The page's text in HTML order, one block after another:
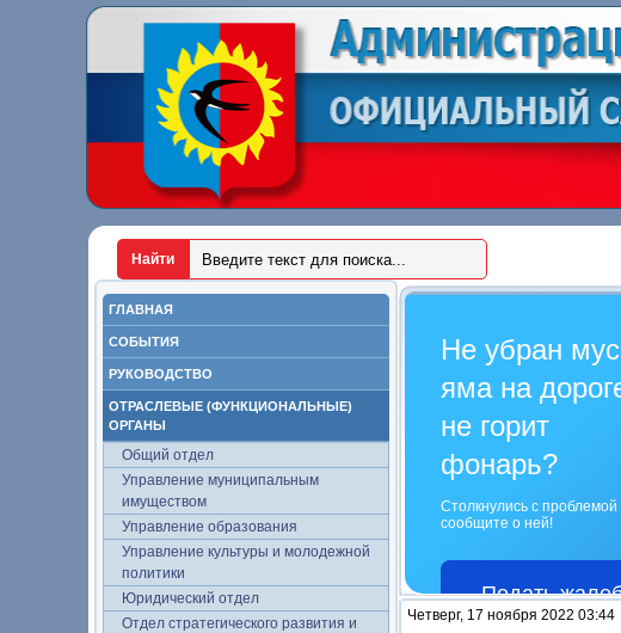
ГЛАВНАЯ
СОБЫТИЯ
РУКОВОДСТВО
ОТРАСЛЕВЫЕ (ФУНКЦИОНАЛЬНЫЕ)
ОРГАНЫ
Общий отдел
Управление муниципальным
имуществом
Управление образования
Управление культуры и молодежной
политики
Юридический отдел
Отдел стратегического развития и
Не убран
яма на
не горит
фонарь?
Столкнулись с
сообщите о ней!
Подать
Четверг, 17 ноября 2022 03:44